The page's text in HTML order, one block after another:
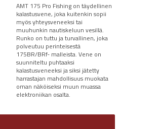
AMT 175 Pro Fishing on täydellinen
kalastusvene, joka kuitenkin sopii
myös yhteysveneeksi tai
muuhunkin nautiskeluun vesillä.
Runko on tuttu ja turvallinen, joka
polveutuu perinteisestä
175BR/BRf- malleista. Vene on
suunniteltu puhtaaksi
kalastusveneeksi ja siksi jätetty
harrastajan mahdollisuus muokata
oman näköiseksi muun muassa
elektroniikan osalta.